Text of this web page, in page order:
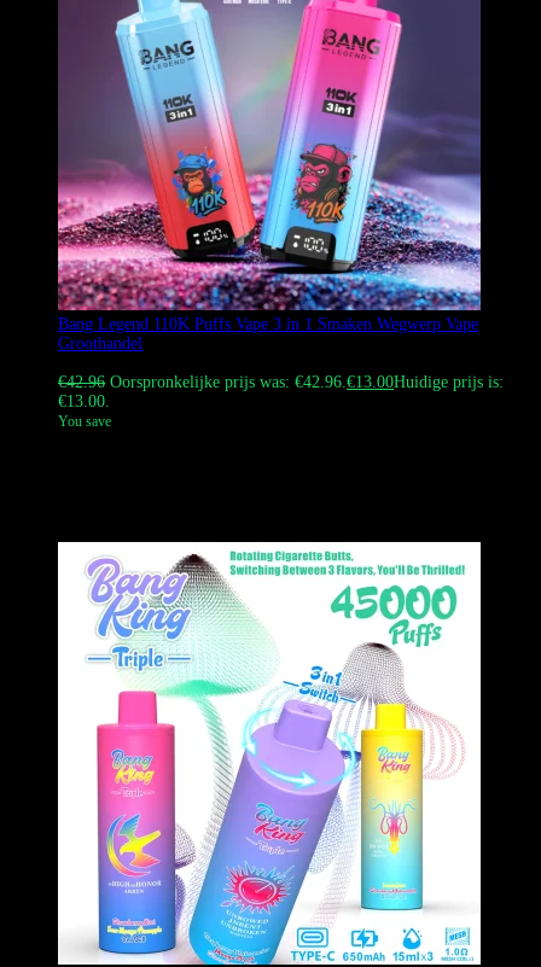
Bang Legend 110K Puffs Vape 3 in 1 Smaken Wegwerp Vape
Groothandel
€42.96 Oorspronkelijke prijs was: €42.96.€13.00Huidige prijs is:
€13.00.
You save